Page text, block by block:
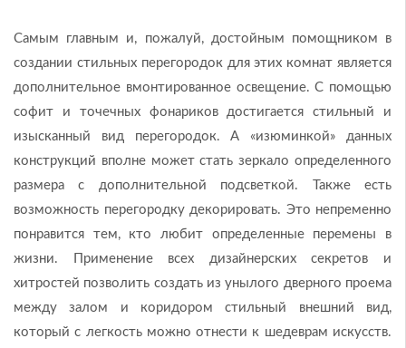
Самым главным и, пожалуй, достойным помощником в
создании стильных перегородок для этих комнат является
дополнительное вмонтированное освещение. С помощью
софит и точечных фонариков достигается стильный и
изысканный вид перегородок. А «изюминкой» данных
конструкций вполне может стать зеркало определенного
размера с дополнительной подсветкой. Также есть
возможность перегородку декорировать. Это непременно
понравится тем, кто любит определенные перемены в
жизни. Применение всех дизайнерских секретов и
хитростей позволить создать из унылого дверного проема
между залом и коридором стильный внешний вид,
который с легкость можно отнести к шедеврам искусств.